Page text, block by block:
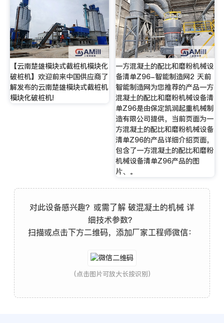
【云南楚雄模块式截桩机模块化
破桩机】欢迎前来中国供应商了
解发布的云南楚雄模块式截桩机
模块化破桩机!
一方混凝土的配比和磨粉机械设
备清单Z96-智能制造网2 天前
智能制造网为您推荐的产品一方
混凝土的配比和磨粉机械设备清
单Z96是由保定凯润起重机械制
造有限公司提供，当前页面为一
方混凝土的配比和磨粉机械设备
清单Z96的产品详细介绍页面，
包含了一方混凝土的配比和磨粉
机械设备清单Z96产品的图
片、。
对此设备感兴趣？或需了解 破混凝土的机械 详
细技术参数？
扫描或点击下方二维码，添加厂家工程师微信：
(点击图片可放大长按识别)